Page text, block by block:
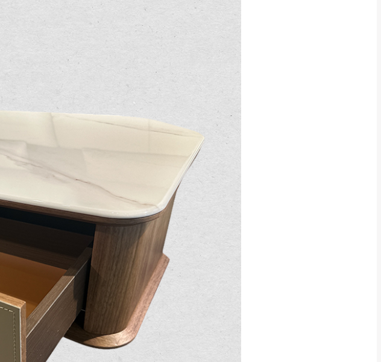
)、(日)兩天收送貨
蘭、 花蓮、台東、金門、馬祖、澎湖地區
收貨地點搬運過於困難等因素，導致無法順利配送，
他的吊掛方式吊運，費用將由買方自行支付。
定特定時間送達，司機當天到貨前皆會再與您通知，
人員輸送之安全，本司得視狀況延後或停止運送服
貨區為限，恕無法送至指定樓面。
，請您訂購前詳加確認。(包含商品尺寸
有些許誤差值(約正負0.5CM) 詳細尺寸以實品
員(Line@ ID：
，並須保持商品全新
破壞，恕無法辦理退換貨。
見諒！
限，因客人使用習慣、居家環境不同。若屬人
由消費者自行吸收(另事先與消費者報價，消費
瑕疵問題於鑑賞期內退貨之情形，我們需酌收
固之服務。
已最低價格售出
，且在特定時日會給予折扣，
動取消)。
費清運專線：0800-085-717。